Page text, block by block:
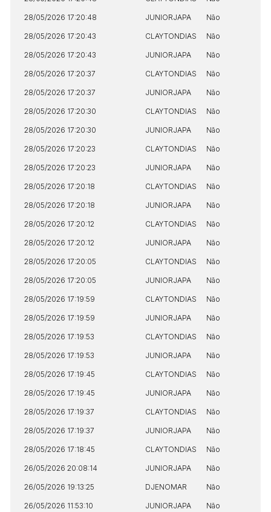
28/05/2026 17:20:48 JUNIORJAPA Não
28/05/2026 17:20:43 CLAYTONDIAS Não
28/05/2026 17:20:43 JUNIORJAPA Não
28/05/2026 17:20:37 CLAYTONDIAS Não
28/05/2026 17:20:37 JUNIORJAPA Não
28/05/2026 17:20:30 CLAYTONDIAS Não
28/05/2026 17:20:30 JUNIORJAPA Não
28/05/2026 17:20:23 CLAYTONDIAS Não
28/05/2026 17:20:23 JUNIORJAPA Não
28/05/2026 17:20:18 CLAYTONDIAS Não
28/05/2026 17:20:18 JUNIORJAPA Não
28/05/2026 17:20:12 CLAYTONDIAS Não
28/05/2026 17:20:12 JUNIORJAPA Não
28/05/2026 17:20:05 CLAYTONDIAS Não
28/05/2026 17:20:05 JUNIORJAPA Não
28/05/2026 17:19:59 CLAYTONDIAS Não
28/05/2026 17:19:59 JUNIORJAPA Não
28/05/2026 17:19:53 CLAYTONDIAS Não
28/05/2026 17:19:53 JUNIORJAPA Não
28/05/2026 17:19:45 CLAYTONDIAS Não
28/05/2026 17:19:45 JUNIORJAPA Não
28/05/2026 17:19:37 CLAYTONDIAS Não
28/05/2026 17:19:37 JUNIORJAPA Não
28/05/2026 17:18:45 CLAYTONDIAS Não
26/05/2026 20:08:14 JUNIORJAPA Não
26/05/2026 19:13:25 DJENOMAR Não
26/05/2026 11:53:10 JUNIORJAPA Não